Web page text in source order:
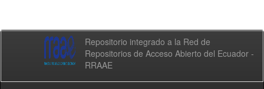
Repositorio integrado a la Red de
Repositorios de Acceso Abierto del Ecuador -
RRAAE